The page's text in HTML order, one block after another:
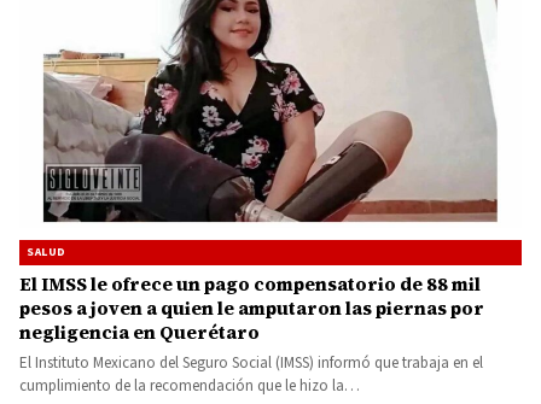
SALUD
El IMSS le ofrece un pago compensatorio de 88 mil
pesos a joven a quien le amputaron las piernas por
negligencia en Querétaro
El Instituto Mexicano del Seguro Social (IMSS) informó que trabaja en el
cumplimiento de la recomendación que le hizo la…